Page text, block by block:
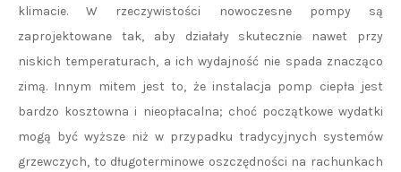
klimacie. W rzeczywistości nowoczesne pompy są
zaprojektowane tak, aby działały skutecznie nawet przy
niskich temperaturach, a ich wydajność nie spada znacząco
zimą. Innym mitem jest to, że instalacja pomp ciepła jest
bardzo kosztowna i nieopłacalna; choć początkowe wydatki
mogą być wyższe niż w przypadku tradycyjnych systemów
grzewczych, to długoterminowe oszczędności na rachunkach